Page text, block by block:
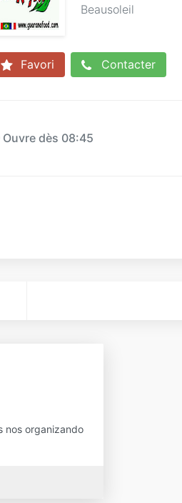
Beausoleil
Favori Contacter
Ouvre dès 08:45
nos organizando